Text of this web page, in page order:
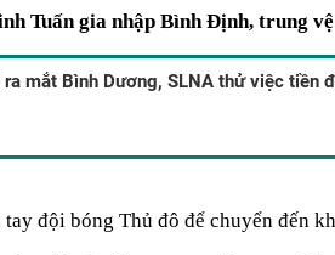
Tuấn gia nhập Bình Định, trung
mắt Bình Dương, SLNA thử việc tiền
đội bóng Thủ đô để chuyển đến